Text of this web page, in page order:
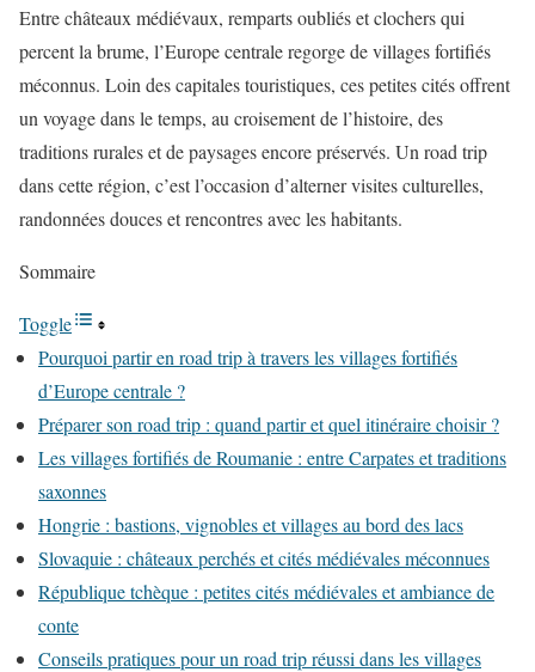
Entre châteaux médiévaux, remparts oubliés et clochers qui
percent la brume, l’Europe centrale regorge de villages fortifiés
méconnus. Loin des capitales touristiques, ces petites cités offrent
un voyage dans le temps, au croisement de l’histoire, des
traditions rurales et de paysages encore préservés. Un road trip
dans cette région, c’est l’occasion d’alterner visites culturelles,
randonnées douces et rencontres avec les habitants.
Sommaire
Toggle
Pourquoi partir en road trip à travers les villages fortifiés
d’Europe centrale ?
Préparer son road trip : quand partir et quel itinéraire choisir ?
Les villages fortifiés de Roumanie : entre Carpates et traditions
saxonnes
Hongrie : bastions, vignobles et villages au bord des lacs
Slovaquie : châteaux perchés et cités médiévales méconnues
République tchèque : petites cités médiévales et ambiance de
conte
Conseils pratiques pour un road trip réussi dans les villages